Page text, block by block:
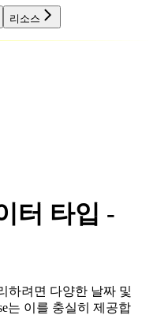
리소스
터 타입 -
하려면 다양한 날짜 및
는 이를 충실히 제공합